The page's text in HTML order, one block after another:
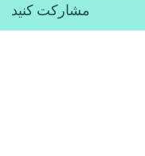
مشارکت کنید